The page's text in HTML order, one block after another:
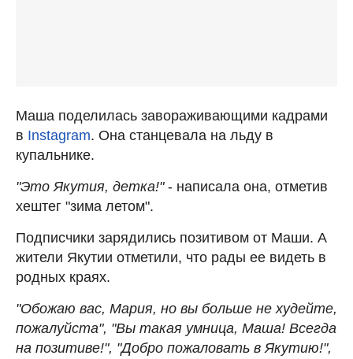
Маша поделилась завораживающими кадрами
в Instagram. Она станцевала на льду в
купальнике.
"Это Якутия, детка!"- написала она, отметив
хештег "зима летом".
Подписчики зарядились позитивом от Маши. А
жители Якутии отметили, что рады ее видеть в
родных краях.
"Обожаю вас, Мария, но вы больше не худейте,
пожалуйста", "Вы такая умница, Маша! Всегда
на позитиве!", "Добро пожаловать в Якутию!",